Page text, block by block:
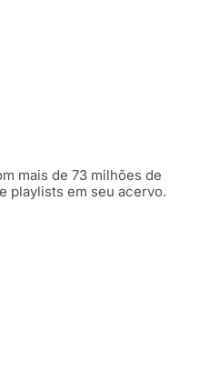
mais de 73 milhões de
playlists em seu acervo.